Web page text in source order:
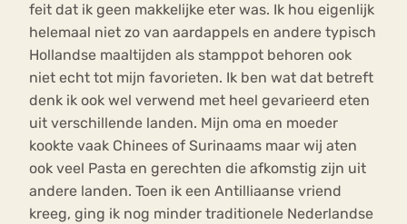
feit dat ik geen makkelijke eter was. Ik hou eigenlijk
helemaal niet zo van aardappels en andere typisch
Hollandse maaltijden als stamppot behoren ook
niet echt tot mijn favorieten. Ik ben wat dat betreft
denk ik ook wel verwend met heel gevarieerd eten
uit verschillende landen. Mijn oma en moeder
kookte vaak Chinees of Surinaams maar wij aten
ook veel Pasta en gerechten die afkomstig zijn uit
andere landen. Toen ik een Antilliaanse vriend
kreeg, ging ik nog minder traditionele Nederlandse